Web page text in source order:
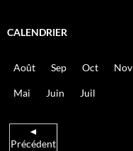
CALENDRIER
Août Sep Oct Nov
Mai Juin Juil
◄
Précédent